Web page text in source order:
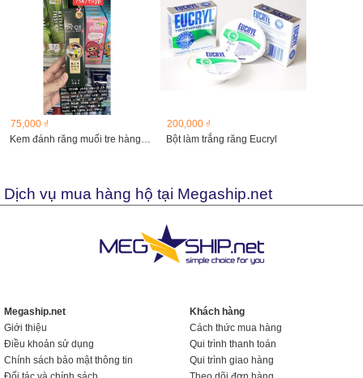
75,000 ₫
Kem đánh răng muối tre hàng Hàn
200,000 ₫
Bột làm trắng răng Eucryl
Dịch vụ mua hàng hộ tại Megaship.net
Megaship.net
Giới thiệu
Điều khoản sử dụng
Chính sách bảo mật thông tin
Khách hàng
Cách thức mua hàng
Qui trình thanh toán
Qui trình giao hàng